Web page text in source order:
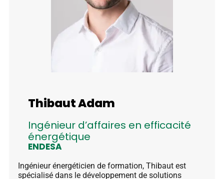
Thibaut Adam
Ingénieur d’affaires en efficacité
énergétique
ENDESA
Ingénieur énergéticien de formation, Thibaut est
spécialisé dans le développement de solutions